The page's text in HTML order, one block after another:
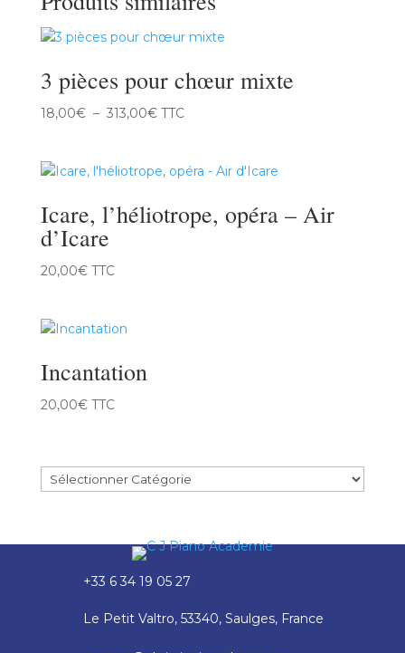
3 pièces pour chœur mixte
18,00€ – 313,00€Plage
18,00€
313,00€
TTC
Icare, l’héliotrope, opéra – Air
d’Icare
20,00€ TTC
Incantation
20,00€ TTC
+33 6 34 19 05 27
Le Petit Valtro, 53340, Saulges, France